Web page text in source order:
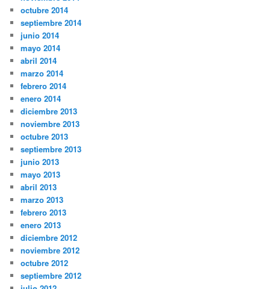
octubre 2014
septiembre 2014
junio 2014
mayo 2014
abril 2014
marzo 2014
febrero 2014
enero 2014
diciembre 2013
noviembre 2013
octubre 2013
septiembre 2013
junio 2013
mayo 2013
abril 2013
marzo 2013
febrero 2013
enero 2013
diciembre 2012
noviembre 2012
octubre 2012
septiembre 2012